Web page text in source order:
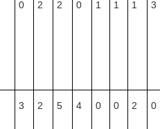
0 2 2 0 1 1 1 3
3 2 5 4 0 0 2 0